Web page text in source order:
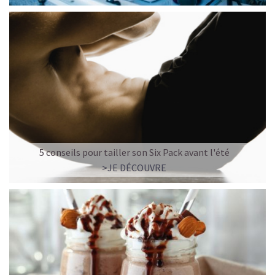
LE PLAISIR D’UN DESSERT GLACÉ, SANS LE SUCRE EN
TROP
5 conseils pour tailler son Six Pack avant l'été
>JE DÉCOUVRE